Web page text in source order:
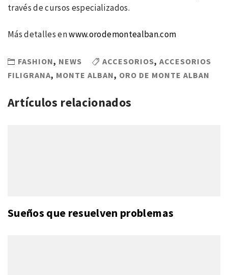
través de cursos especializados.
Más detalles enwww.orodemontealban.com
FASHION, NEWS ACCESORIOS, ACCESORIOS
FILIGRANA, MONTE ALBAN, ORO DE MONTE ALBAN
Artículos relacionados
Sueños que resuelven problemas